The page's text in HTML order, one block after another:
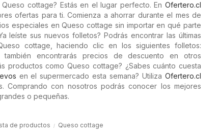
cottage? Estás en el lugar perfecto. En Ofertero.cl
ofertas para ti. Comienza a ahorrar durante el mes de
especiales en Queso cottage sin importar en qué parte
leíste sus nuevos folletos? Podrás encontrar las últimas
cottage, haciendo clic en los siguientes folletos:
también encontrarás precios de descuento en otros
productos como Queso cottage? ¿Sabes cuánto cuesta
en el supermercado esta semana? UtilizaOfertero.cl
Comprando con nosotros podrás conocer los mejores
o pequeñas.
de productos Queso cottage